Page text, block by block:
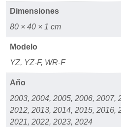
Dimensiones
80 × 40 × 1 cm
Modelo
YZ, YZ-F, WR-F
Año
2003, 2004, 2005, 2006, 2007,
2012, 2013, 2014, 2015, 2016,
2021, 2022, 2023, 2024